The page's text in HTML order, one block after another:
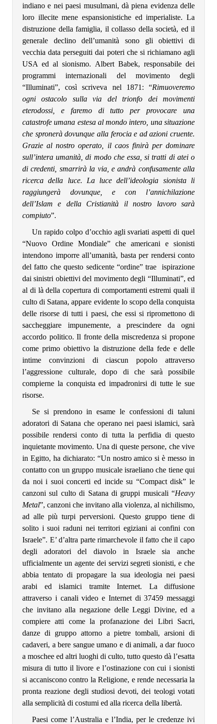
indiano e nei paesi musulmani, dà piena evidenza delle
loro illecite mene espansionistiche ed imperialiste. La
distruzione della famiglia, il collasso della società, ed il
generale declino dell’umanità sono gli obiettivi di
vecchia data perseguiti dai poteri che si richiamano agli
USA ed al sionismo. Albert Babek, responsabile dei
programmi internazionali del movimento degli
“Illuminati”, così scriveva nel 1871: “Rimuoveremo
ogni ostacolo sulla via del trionfo dei movimenti
eterodossi, e faremo di tutto per provocare una
catastrofe umana estesa al mondo intero, una situazione
che spronerà dovunque alla ferocia e ad azioni cruente.
Grazie al nostro operato, il caos finirà per dominare
sull’intera umanità, di modo che essa, si tratti di atei o
di credenti, smarrirà la via, e andrà confusamente alla
ricerca della luce. La luce dell’ideologia sionista li
raggiungerà dovunque, e con l’annichilazione
dell’Islam e della Cristianità il nostro lavoro sarà
compiuto”.
Un rapido colpo d’occhio agli svariati aspetti di quel
“Nuovo Ordine Mondiale” che americani e sionisti
intendono imporre all’umanità, basta per rendersi conto
del fatto che questo sedicente “ordine” trae ispirazione
dai sinistri obiettivi del movimento degli “Illuminati”, ed
al di là della copertura di comportamenti estremi quali il
culto di Satana, appare evidente lo scopo della conquista
delle risorse di tutti i paesi, che essi si ripromettono di
saccheggiare impunemente, a prescindere da ogni
accordo politico. Il fronte della miscredenza si propone
come primo obiettivo la distruzione della fede e delle
intime convinzioni di ciascun popolo attraverso
l’aggressione culturale, dopo di che sarà possibile
compierne la conquista ed impadronirsi di tutte le sue
risorse.
Se si prendono in esame le confessioni di taluni
adoratori di Satana che operano nei paesi islamici, sarà
possibile rendersi conto di tutta la perfidia di questo
inquietante movimento. Una di queste persone, che vive
in Egitto, ha dichiarato: “Un nostro amico si è messo in
contatto con un gruppo musicale israeliano che tiene qui
da noi i suoi concerti ed incide su “Compact disk” le
canzoni sul culto di Satana di gruppi musicali “Heavy
Metal”, canzoni che invitano alla violenza, al nichilismo,
ad alle più turpi perversioni. Questo gruppo tiene di
solito i suoi raduni nei territori egiziani ai confini con
Israele”. E’ d’altra parte rimarchevole il fatto che il capo
degli adoratori del diavolo in Israele sia anche
ufficialmente un agente dei servizi segreti sionisti, e che
abbia tentato di propagare la sua ideologia nei paesi
arabi ed islamici tramite Internet. La diffusione
attraverso i canali video e Internet di 37459 messaggi
che invitano alla negazione delle Leggi Divine, ed a
compiere atti come la profanazione dei Libri Sacri,
danze di gruppo attorno a pietre tombali, arsioni di
cadaveri, a bere sangue umano e di animali, a dar fuoco
a moschee ed altri luoghi di culto, tutto questo dà l’esatta
misura di tutto il livore e l’ostinazione con cui i sionisti
si accaniscono contro la Religione, e rende necessaria la
pronta reazione degli studiosi devoti, dei teologi votati
alla semplicità di costumi ed alla ricerca della libertà.
Paesi come l’Australia e l’India, per le credenze ivi